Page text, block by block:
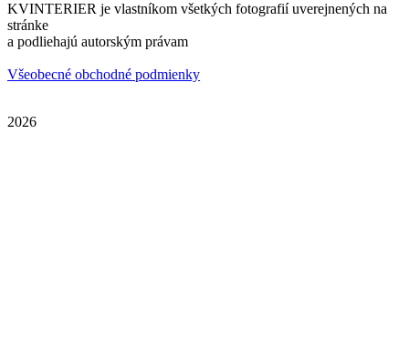
KVINTERIER je vlastníkom všetkých fotografií uverejnených na
stránke
a podliehajú autorským právam
Všeobecné obchodné podmienky
2026